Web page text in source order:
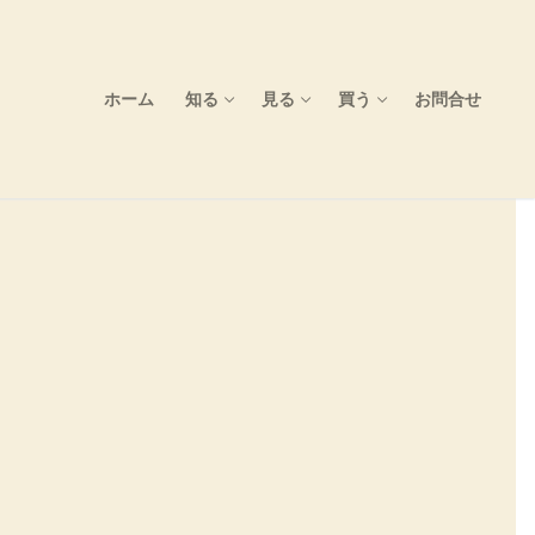
ホーム 知る 見る 買う お問合せ